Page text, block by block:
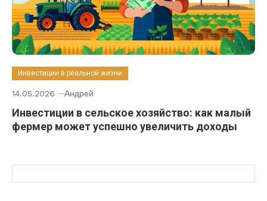
Инвестиции в реальной жизни
14.05.2026 Андрей
Инвестиции в сельское хозяйство: как малый
фермер может успешно увеличить доходы